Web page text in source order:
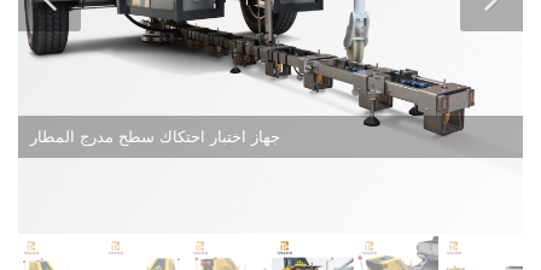
جهاز اختبار احتكاك سطح مدرج المطار